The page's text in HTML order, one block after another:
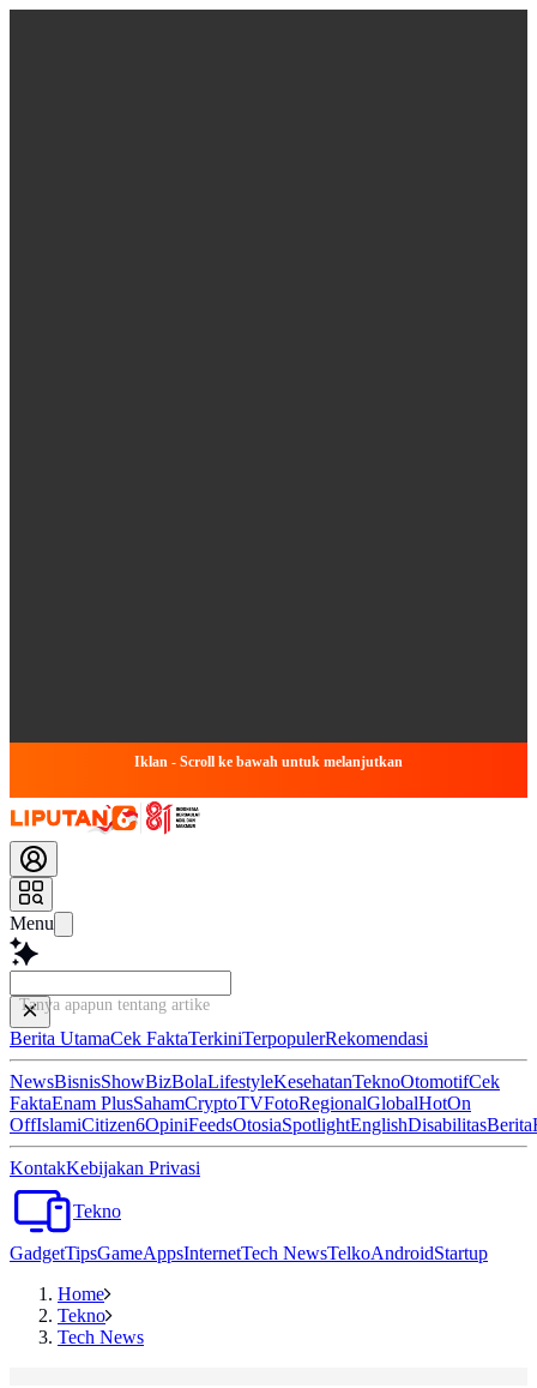
Iklan - Scroll ke bawah untuk melanjutkan
Menu
Tanya apapun tentang artikel ini...
Berita UtamaCek FaktaTerkiniTerpopulerRekomendasi
NewsBisnisShowBizBolaLifestyleKesehatanTeknoOtomotifCek
FaktaEnam PlusSahamCryptoTVFotoRegionalGlobalHotOn
OffIslamiCitizen6OpiniFeedsOtosiaSpotlightEnglishDisabilitasBerita
KontakKebijakan Privasi
Tekno
GadgetTipsGameAppsInternetTech NewsTelkoAndroidStartup
Home
Tekno
Tech News